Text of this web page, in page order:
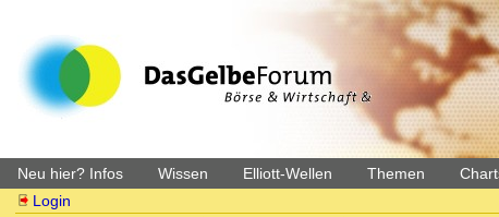
Neu hier? Infos Wissen Elliott-Wellen Themen
Login